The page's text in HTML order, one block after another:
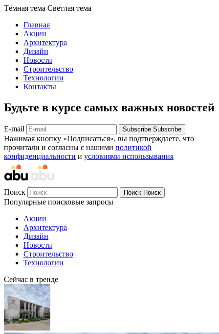
Тёмная тема Светлая тема
Главная
Акции
Архитектура
Дизайн
Новости
Строительство
Технологии
Контакты
Будьте в курсе самых важных новостей
E-mail Subscribe Subscribe
Нажимая кнопку «Подписаться», вы подтверждаете, что
прочитали и согласны с нашими политикой
конфиденциальности и условиями использывания
Поиск Поиск Поиск
Популярные поисковые запросы
Акции
Архитектура
Дизайн
Новости
Строительство
Технологии
Сейчас в тренде